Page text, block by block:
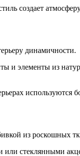
создает
динамичности.
и элементы из
используются
из роскошных
стеклянными